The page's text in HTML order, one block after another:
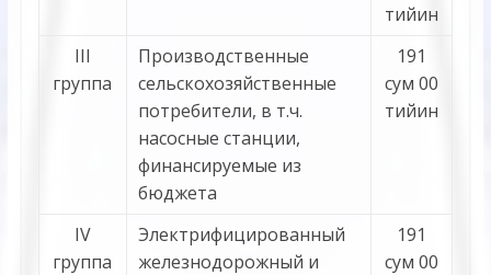
тийин
III
группа
Производственные
сельскохозяйственные
потребители, в т.ч.
насосные станции,
финансируемые из
бюджета
191
сум 00
тийин
IV
группа
Электрифицированный
железнодорожный и
191
сум 00